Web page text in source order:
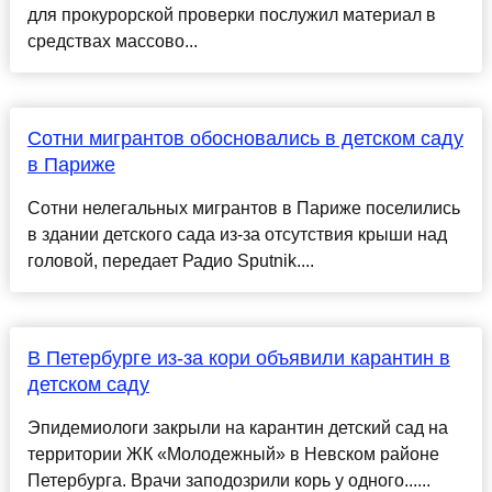
для прокурорской проверки послужил материал в
средствах массово...
Сотни мигрантов обосновались в детском саду
в Париже
Сотни нелегальных мигрантов в Париже поселились
в здании детского сада из-за отсутствия крыши над
головой, передает Радио Sputnik....
В Петербурге из-за кори объявили карантин в
детском саду
Эпидемиологи закрыли на карантин детский сад на
территории ЖК «Молодежный» в Невском районе
Петербурга. Врачи заподозрили корь у одного......